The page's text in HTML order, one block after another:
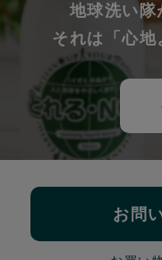
地球洗い
それは「心
お問